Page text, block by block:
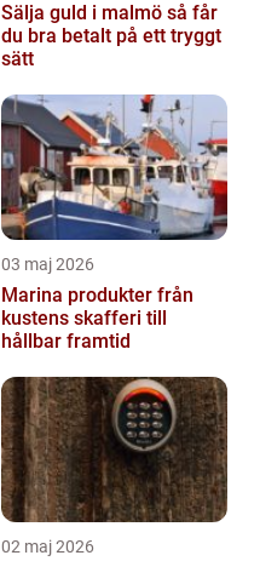
Sälja guld i malmö så får
du bra betalt på ett tryggt
sätt
03 maj 2026
Marina produkter från
kustens skafferi till
hållbar framtid
02 maj 2026